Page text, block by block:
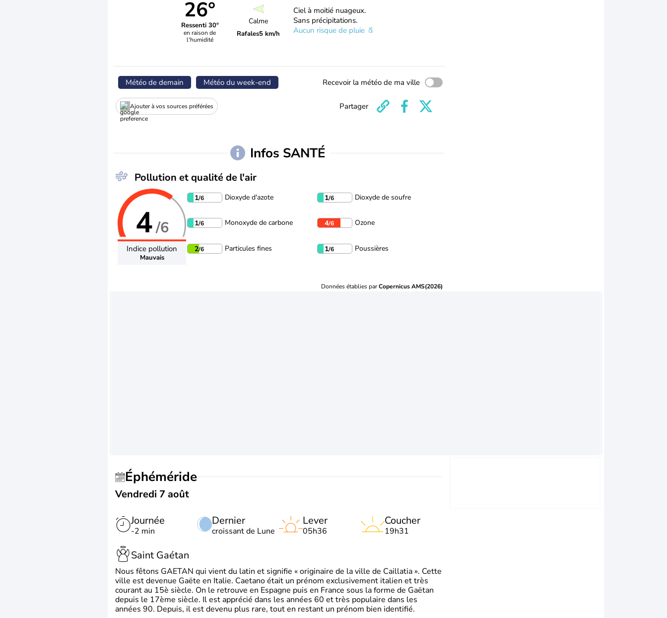
26°
Ressenti 30°
en raison de
l'humidité
Calme
Rafales5 km/h
Ciel à moitié nuageux.
Sans précipitations.
Aucun risque de pluie
Météo de demain Météo du week-end Recevoir la météo de ma ville
Ajouter à vos sources préférées Partager
Infos SANTÉ
Pollution et qualité de l'air
4/6
Indice pollution
Mauvais
1/6 Dioxyde d'azote 1/6 Dioxyde de soufre
1/6 Monoxyde de carbone 4/6 Ozone
2/6 Particules fines 1/6 Poussières
Données établies parCopernicus AMS(2026)
Éphéméride
Vendredi 7 août
Journée
-2 min
Dernier
croissant de Lune
Lever
05h36
Coucher
19h31
Saint Gaétan
Nous fêtons GAETAN qui vient du latin et signifie « originaire de la ville de Caillatia ». Cette
ville est devenue Gaëte en Italie. Caetano était un prénom exclusivement italien et très
courant au 15è siècle. On le retrouve en Espagne puis en France sous la forme de Gaëtan
depuis le 17ème siècle. Il est apprécié dans les années 60 et très populaire dans les
années 90. Depuis, il est devenu plus rare, tout en restant un prénom bien identifié.